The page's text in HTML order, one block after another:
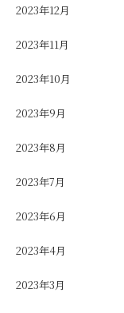
2023年12月
2023年11月
2023年10月
2023年9月
2023年8月
2023年7月
2023年6月
2023年4月
2023年3月